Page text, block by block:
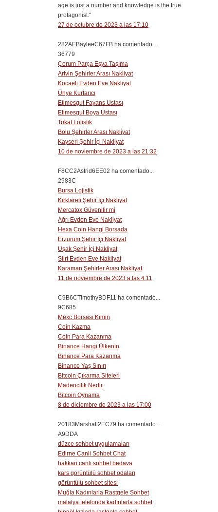
age is just a number and knowledge is the true
protagonist."
27 de octubre de 2023 a las 17:10
282AEBayleeC67FB ha comentado...
36779
Çorum Parça Eşya Taşıma
Artvin Şehirler Arası Nakliyat
Kocaeli Evden Eve Nakliyat
Ünye Kurtarıcı
Etimesgut Fayans Ustası
Etimesgut Boya Ustası
Tokat Lojistik
Bolu Şehirler Arası Nakliyat
Kayseri Şehir İçi Nakliyat
10 de noviembre de 2023 a las 21:32
F8CC2Astrid6EE02 ha comentado...
2983C
Bursa Lojistik
Kırklareli Şehir İçi Nakliyat
Mercatox Güvenilir mi
Ağrı Evden Eve Nakliyat
Hexa Coin Hangi Borsada
Erzurum Şehir İçi Nakliyat
Uşak Şehir İçi Nakliyat
Siirt Evden Eve Nakliyat
Karaman Şehirler Arası Nakliyat
11 de noviembre de 2023 a las 4:11
C9B6CTimothyBDF11 ha comentado...
9C685
Mexc Borsası Kimin
Coin Kazma
Coin Para Kazanma
Binance Hangi Ülkenin
Binance Para Kazanma
Binance Yaş Sınırı
Bitcoin Çıkarma Siteleri
Madencilik Nedir
Bitcoin Oynama
8 de diciembre de 2023 a las 17:00
20183Marshall2EC79 ha comentado...
A9DDA
düzce sohbet uygulamaları
Edirne Canli Sohbet Chat
hakkari canlı sohbet bedava
kars görüntülü sohbet odaları
görüntülü sohbet sitesi
Muğla Kadınlarla Rastgele Sohbet
malatya telefonda kadınlarla sohbet